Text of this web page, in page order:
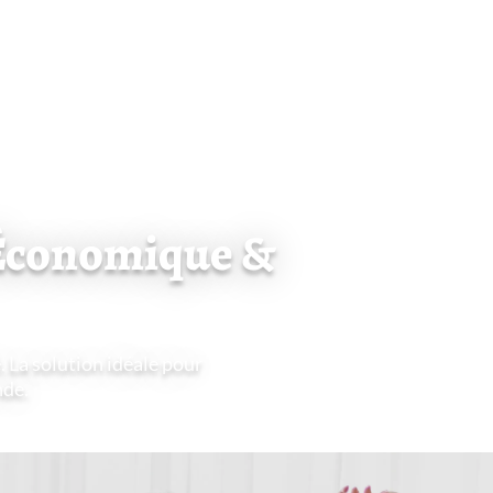
&
solution idéale pour